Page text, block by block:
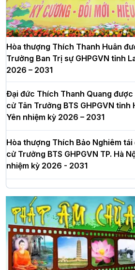
Hòa thượng Thích Thanh Huân
Trưởng Ban Trị sự GHPGVN tỉnh
2026 – 2031
Đại đức Thích Thanh Quang được
cử Tân Trưởng BTS GHPGVN tỉnh
Yên nhiệm kỳ 2026 – 2031
Hòa thượng Thích Bảo Nghiêm tái
cử Trưởng BTS GHPGVN TP. Hà
nhiệm kỳ 2026 - 2031
Hà Nội: Long trọng lễ khởi công
dựng Trung tâm văn hóa Phật
đô
Hà Nội: Ngày tu học cuối cùng